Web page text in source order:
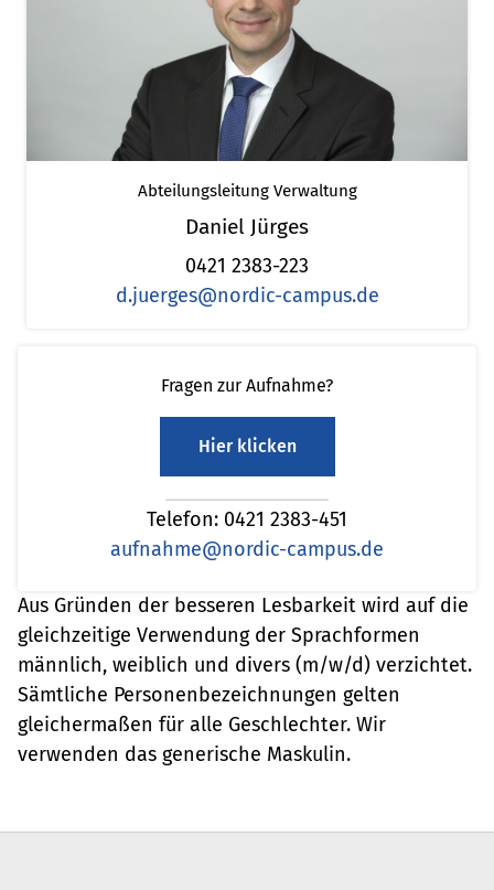
Abteilungsleitung Verwaltung
Daniel Jürges
0421 2383-223
d.juerges@nordic-campus.de
Fragen zur Aufnahme?
Hier klicken
Telefon: 0421 2383-451
aufnahme@nordic-campus.de
Aus Gründen der besseren Lesbarkeit wird auf die
gleichzeitige Verwendung der Sprachformen
männlich, weiblich und divers (m/w/d) verzichtet.
Sämtliche Personenbezeichnungen gelten
gleichermaßen für alle Geschlechter. Wir
verwenden das generische Maskulin.